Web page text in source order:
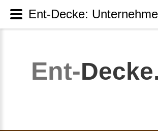
Ent-
Ent-Decke: